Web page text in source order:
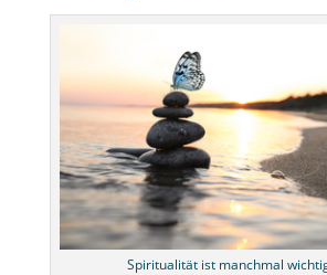
Spiritualität ist manchmal